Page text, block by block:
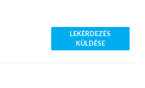
LEKÉRDEZÉS
KÜLDÉSE